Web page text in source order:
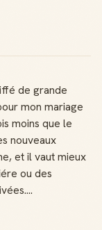
de grande
mon mariage
moins que le
nouveaux
et il vaut mieux
ou des